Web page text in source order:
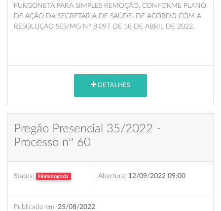
FURGONETA PARA SIMPLES REMOÇÃO, CONFORME PLANO
DE AÇÃO DA SECRETARIA DE SAÚDE, DE ACORDO COM A
RESOLUÇÃO SES/MG N° 8.097 DE 18 DE ABRIL DE 2022.
DETALHES
Pregão Presencial 35/2022 -
Processo nº 60
Status: Homologada Abertura: 12/09/2022 09:00
Publicado em: 25/08/2022